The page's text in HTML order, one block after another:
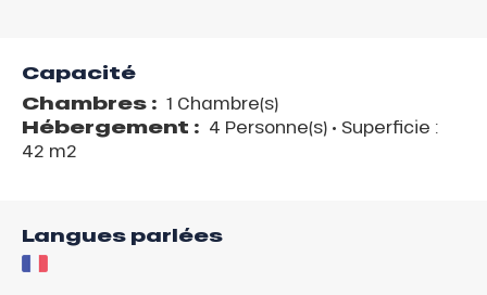
Capacité
Chambres : 1 Chambre(s)
Hébergement : 4 Personne(s) • Superficie :
42 m2
Langues parlées